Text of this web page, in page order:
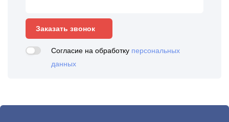
Заказать звонок
Согласие на обработку персональных
данных